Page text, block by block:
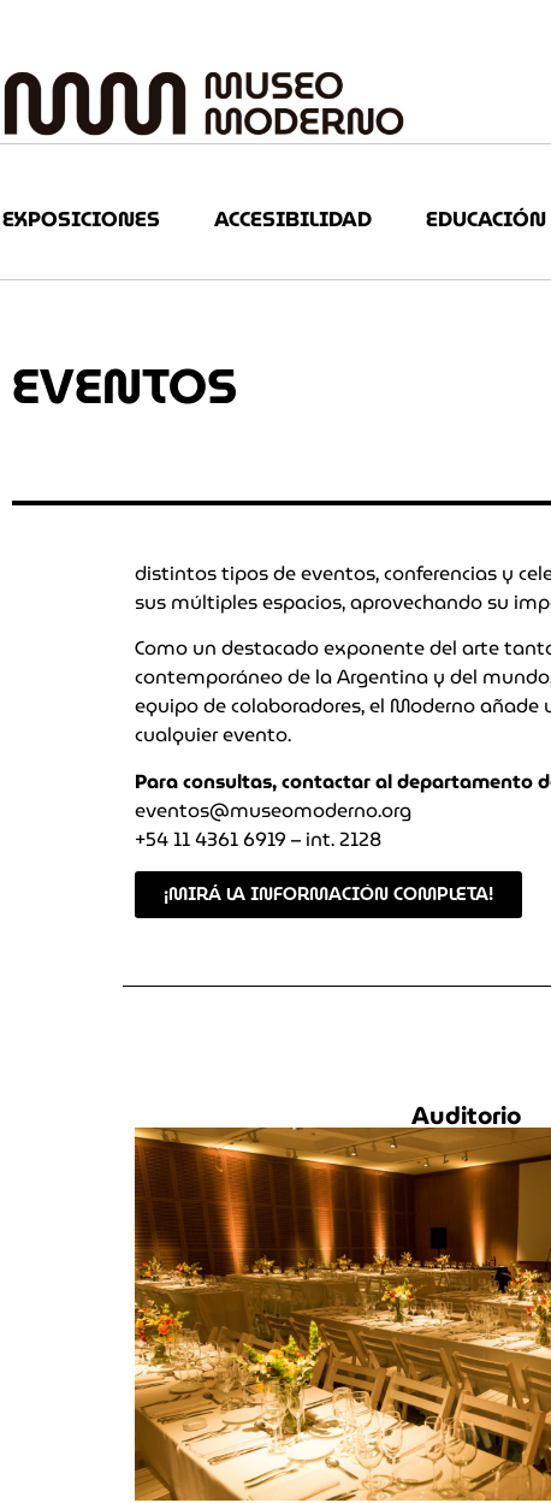
EXPOSICIONES ACCESIBILIDAD EDUCACIÓN
EVENTOS
distintos tipos de eventos, conferencias y
sus múltiples espacios, aprovechando su
Como un destacado exponente del arte
contemporáneo de la Argentina y del
equipo de colaboradores, el Moderno
cualquier evento.
Para consultas, contactar al departamento
eventos@museomoderno.org
+54 11 4361 6919 – int. 2128
¡MIRÁ LA INFORMACIÓN COMPLETA!
Auditorio